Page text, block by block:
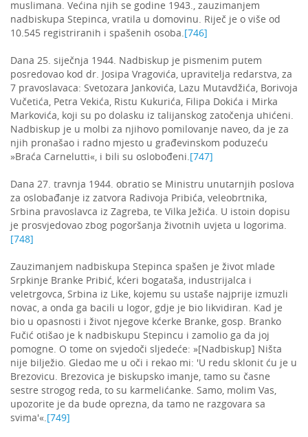
muslimana. Većina njih se godine 1943., zauzimanjem
nadbiskupa Stepinca, vratila u domovinu. Riječ je o više od
10.545 registriranih i spašenih osoba. [746]
Dana 25. siječnja 1944. Nadbiskup je pismenim putem
posredovao kod dr. Josipa Vragovića, upravitelja redarstva, za
7 pravoslavaca: Svetozara Jankovića, Lazu Mutavdžića, Borivoja
Vučetića, Petra Vekića, Ristu Kukurića, Filipa Dokića i Mirka
Markovića, koji su po dolasku iz talijanskog zatočenja uhićeni.
Nadbiskup je u molbi za njihovo pomilovanje naveo, da je za
njih pronašao i radno mjesto u građevinskom poduzeću
»Braća Carnelutti«, i bili su oslobođeni. [747]
Dana 27. travnja 1944. obratio se Ministru unutarnjih poslova
za oslobađanje iz zatvora Radivoja Pribića, veleobrtnika,
Srbina pravoslavca iz Zagreba, te Vilka Ježića. U istoin dopisu
je prosvjedovao zbog pogoršanja životnih uvjeta u logorima.
[748]
Zauzimanjem nadbiskupa Stepinca spašen je život mlade
Srpkinje Branke Pribić, kćeri bogataša, industrijalca i
veletrgovca, Srbina iz Like, kojemu su ustaše najprije izmuzli
novac, a onda ga bacili u logor, gdje je bio likvidiran. Kad je
bio u opasnosti i život njegove kćerke Branke, gosp. Branko
Fučić otišao je k nadbiskupu Stepincu i zamolio ga da joj
pomogne. O tome on svjedoči sljedeće: »[Nadbiskup] Ništa
nije bilježio. Gledao me u oči i rekao mi: 'U redu sklonit ću je u
Brezovicu. Brezovica je biskupsko imanje, tamo su časne
sestre strogog reda, to su karmelićanke. Samo, molim Vas,
upozorite je da bude oprezna, da tamo ne razgovara sa
svima'«. [749]